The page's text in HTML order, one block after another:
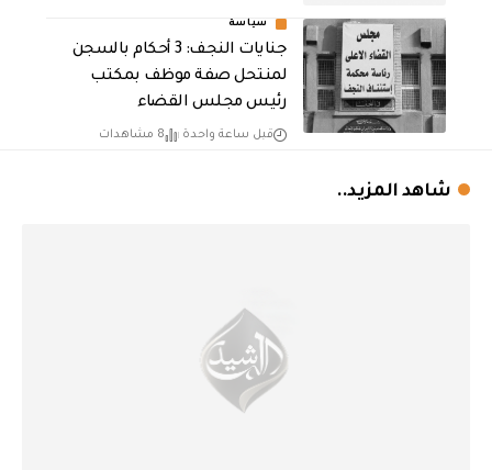
سياسة
جنايات النجف: 3 أحكام بالسجن
لمنتحل صفة موظف بمكتب
رئيس مجلس القضاء
قبل ساعة واحدة 8 مشاهدات
شاهد المزيد..